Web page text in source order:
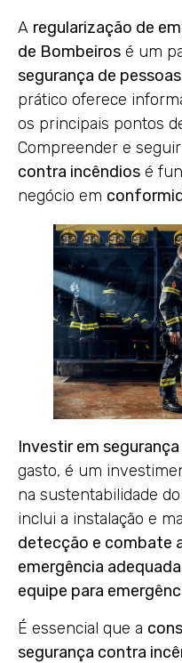
A regularização de
de Bombeiros é um
segurança de
prático oferece
os principais pontos
Compreender e
contra incêndios é
negócio em
Investir em
gasto, é um
na sustentabilidade
inclui a instalação e
detecção e combate
emergência
equipe para
É essencial que a
segurança contra